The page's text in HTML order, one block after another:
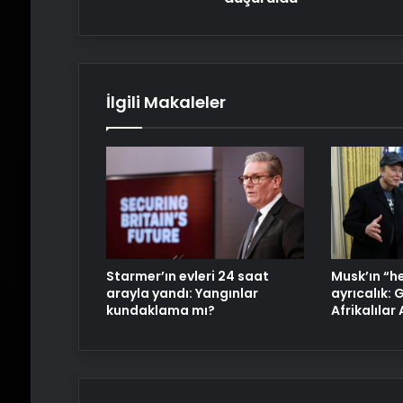
İlgili Makaleler
Starmer’ın evleri 24 saat
arayla yandı: Yangınlar
kundaklama mı?
Musk’ın
ayrıcalık:
Afrikalılar